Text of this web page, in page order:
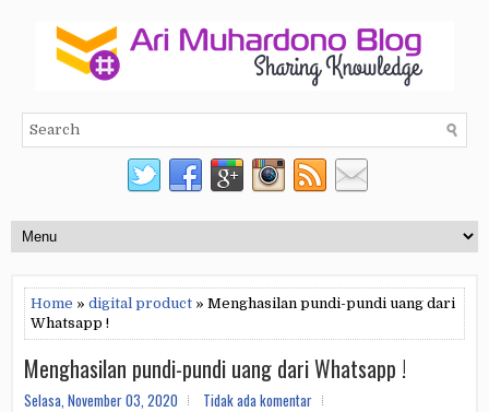
Home » digital product » Menghasilan pundi-pundi uang dari
Whatsapp !
Menghasilan pundi-pundi uang dari Whatsapp !
Selasa, November 03, 2020 Tidak ada komentar